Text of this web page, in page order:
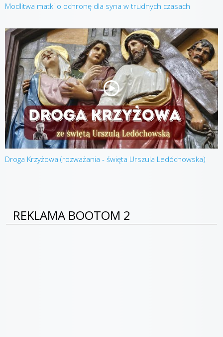
Modlitwa matki o ochronę dla syna w trudnych czasach
Droga Krzyżowa (rozważania - święta Urszula Ledóchowska)
REKLAMA BOOTOM 2